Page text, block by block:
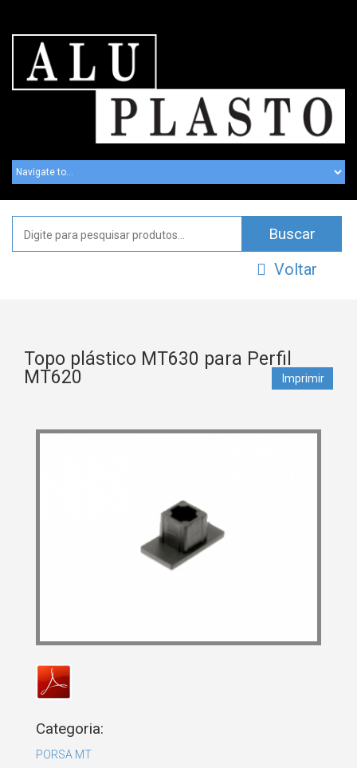
Voltar
Topo plástico MT630 para Perfil
MT620
Imprimir
Categoria:
PORSA MT